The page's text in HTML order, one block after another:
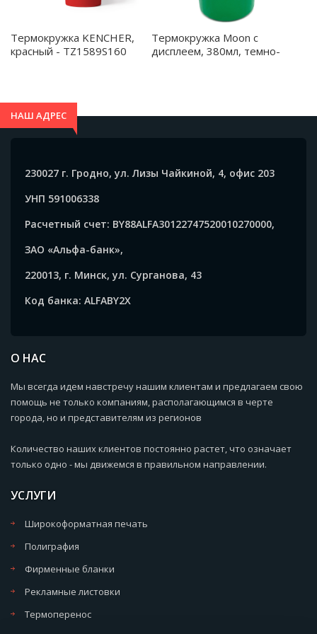
Термокружка KENCHER,
красный - TZ1589S160
Термокружка Moon с
дисплеем, 380мл, темно-
НАШ АДРЕС
230027 г. Гродно, ул. Лизы Чайкиной, 4, офис 203
УНП 591006338
Расчетный счет: BY88ALFA30122747520010270000,
ЗАО «Альфа-банк»,
220013, г. Минск, ул. Сурганова, 43
Код банка: ALFABY2X
О НАС
Мы всегда идем навстречу нашим клиентам и предлагаем свою
помощь не только компаниям, располагающимся в черте
города, но и представителям из регионов
Количество наших клиентов постоянно растет, что означает
только одно - мы движемся в правильном направлении.
УСЛУГИ
Широкоформатная печать
Полиграфия
Фирменные бланки
Рекламные листовки
Термоперенос